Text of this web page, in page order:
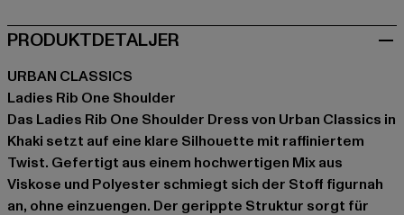
PRODUKTDETALJER
URBAN CLASSICS
Ladies Rib One Shoulder
Das Ladies Rib One Shoulder Dress von Urban Classics in
Khaki setzt auf eine klare Silhouette mit raffiniertem
Twist. Gefertigt aus einem hochwertigen Mix aus
Viskose und Polyester schmiegt sich der Stoff figurnah
an, ohne einzuengen. Der gerippte Struktur sorgt für